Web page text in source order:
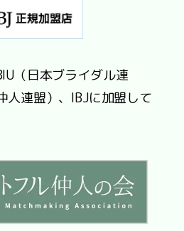
（日本ブライダル連
人連盟）、IBJに加盟して